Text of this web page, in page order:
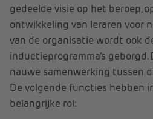
gedeelde visie op het beroep,
ontwikkeling van leraren voor
van de organisatie wordt ook
inductieprogramma’s
nauwe samenwerking tussen
De volgende functies hebben
belangrijke rol: